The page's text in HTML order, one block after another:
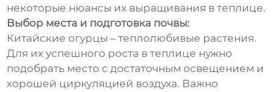
некоторые нюансы их выращивания в теплице.
Выбор места и подготовка почвы:
Китайские огурцы – теплолюбивые растения.
Для их успешного роста в теплице нужно
подобрать место с достаточным освещением и
хорошей циркуляцией воздуха. Важно